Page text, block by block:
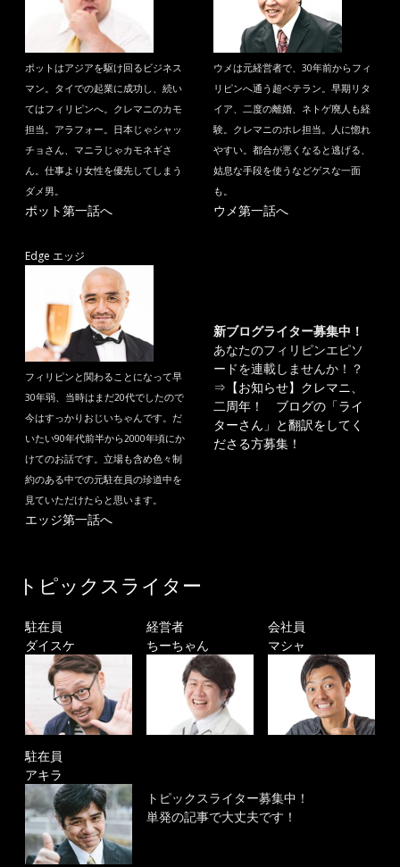
ポットはアジアを駆け回るビジネス
マン。タイでの起業に成功し、続い
てはフィリピンへ。クレマニのカモ
担当。アラフォー。日本じゃシャッ
チョさん、マニラじゃカモネギさ
ん。仕事より女性を優先してしまう
ダメ男。
ポット第一話へ
ウメは元経営者で、30年前からフィ
リピンへ通う超ベテラン。早期リタ
イア、二度の離婚、ネトゲ廃人も経
験。クレマニのホレ担当。人に惚れ
やすい。都合が悪くなると逃げる、
姑息な手段を使うなどゲスな一面
も。
ウメ第一話へ
Edge エッジ
フィリピンと関わることになって早
30年弱、当時はまだ20代でしたので
今はすっかりおじいちゃんです。だ
いたい90年代前半から2000年頃にか
けてのお話です。立場も含め色々制
約のある中での元駐在員の珍道中を
見ていただけたらと思います。
エッジ第一話へ
新ブログライター募集中！
あなたのフィリピンエピソ
ードを連載しませんか！？
⇒ 【お知らせ】クレマニ、
二周年！ ブログの「ライ
ターさん」と翻訳をしてく
ださる方募集！
トピックスライター
駐在員
ダイスケ
経営者
ちーちゃん
会社員
マシャ
駐在員
アキラ
トピックスライター募集中！
単発の記事で大丈夫です！